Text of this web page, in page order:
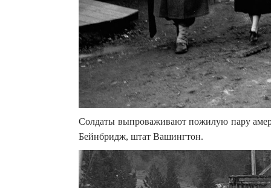
Солдаты выпроваживают пожилую пару
Бейнбридж, штат Вашингтон.